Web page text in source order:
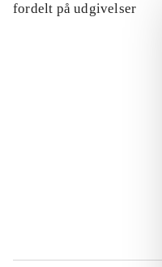
fordelt på udgivelser